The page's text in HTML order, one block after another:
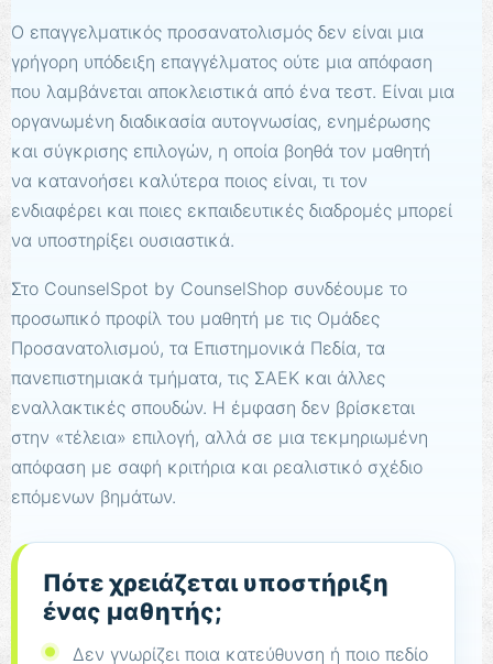
Ο επαγγελματικός προσανατολισμός δεν είναι μια
γρήγορη υπόδειξη επαγγέλματος ούτε μια απόφαση
που λαμβάνεται αποκλειστικά από ένα τεστ. Είναι μια
οργανωμένη διαδικασία αυτογνωσίας, ενημέρωσης
και σύγκρισης επιλογών, η οποία βοηθά τον μαθητή
να κατανοήσει καλύτερα ποιος είναι, τι τον
ενδιαφέρει και ποιες εκπαιδευτικές διαδρομές μπορεί
να υποστηρίξει ουσιαστικά.
Στο CounselSpot by CounselShop συνδέουμε το
προσωπικό προφίλ του μαθητή με τις Ομάδες
Προσανατολισμού, τα Επιστημονικά Πεδία, τα
πανεπιστημιακά τμήματα, τις ΣΑΕΚ και άλλες
εναλλακτικές σπουδών. Η έμφαση δεν βρίσκεται
στην «τέλεια» επιλογή, αλλά σε μια τεκμηριωμένη
απόφαση με σαφή κριτήρια και ρεαλιστικό σχέδιο
επόμενων βημάτων.
Πότε χρειάζεται υποστήριξη
ένας μαθητής;
Δεν γνωρίζει ποια κατεύθυνση ή ποιο πεδίο